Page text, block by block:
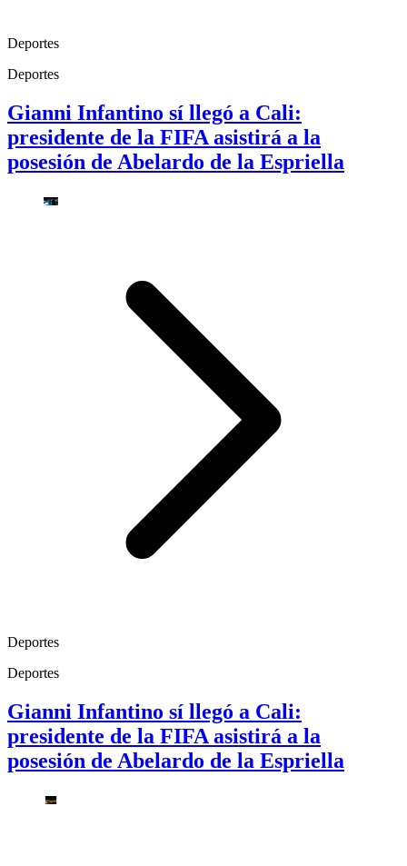
Deportes
Deportes
Gianni Infantino sí llegó a Cali:
presidente de la FIFA asistirá a la
posesión de Abelardo de la Espriella
Deportes
Deportes
Gianni Infantino sí llegó a Cali:
presidente de la FIFA asistirá a la
posesión de Abelardo de la Espriella